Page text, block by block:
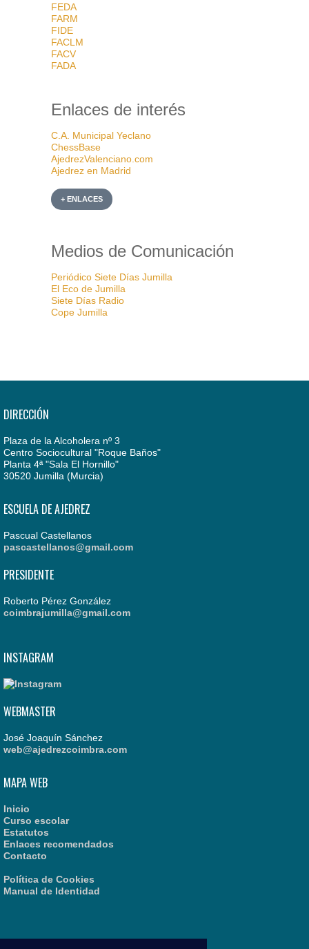
FEDA
FARM
FIDE
FACLM
FACV
FADA
Enlaces de interés
C.A. Municipal Yeclano
ChessBase
AjedrezValenciano.com
Ajedrez en Madrid
+ ENLACES
Medios de Comunicación
Periódico Siete Días Jumilla
El Eco de Jumilla
Siete Días Radio
Cope Jumilla
DIRECCIÓN
Plaza de la Alcoholera nº 3
Centro Sociocultural "Roque Baños"
Planta 4ª "Sala El Hornillo"
30520 Jumilla (Murcia)
ESCUELA DE AJEDREZ
Pascual Castellanos
pascastellanos@gmail.com
PRESIDENTE
Roberto Pérez González
coimbrajumilla@gmail.com
INSTAGRAM
WEBMASTER
José Joaquín Sánchez
web@ajedrezcoimbra.com
MAPA WEB
Inicio
Curso escolar
Estatutos
Enlaces recomendados
Contacto
Política de Cookies
Manual de Identidad